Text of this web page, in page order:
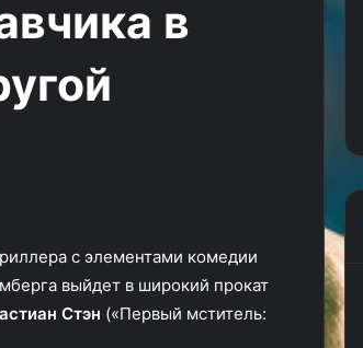
в
с элементами комедии
выйдет в широкий прокат
Стэн («Первый мститель:
себя
фильмом
всей
«Трансформеры: Начало» в
финальном трейлере называет
себя лучшим фильмом всей
серии